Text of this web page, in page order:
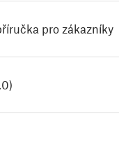
pro zákazníky